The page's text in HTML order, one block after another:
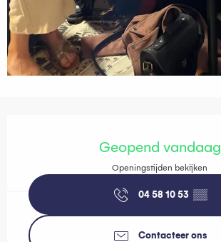
Geopend vandaag
Openingstijden bekijken
04 58 10 53 ▒▒
Contacteer ons